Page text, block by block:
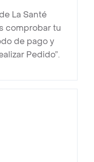
La Santé
comprobar tu
de pago y
Pedido”.